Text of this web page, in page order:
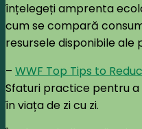
înțelegeți amprenta
cum se compară
resursele disponibile ale
– WWF Top Tips to
Sfaturi practice pentru
în viața de zi cu zi.